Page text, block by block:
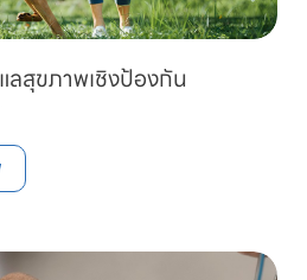
ลสุขภาพเชิงป้องกัน